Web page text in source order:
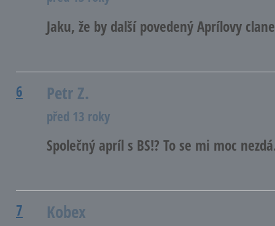
Jaku, že by další povedený Aprílovy
6 Petr Z.
před 13 roky
Společný apríl s BS!? To se mi moc
7 Kobex